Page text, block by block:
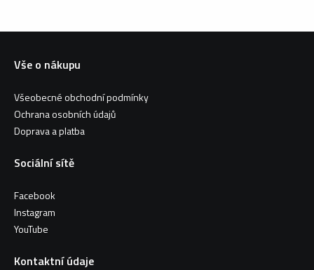
Vše o nákupu
Všeobecné obchodní podmínky
Ochrana osobních údajů
Doprava a platba
Sociální sítě
Facebook
Instagram
YouTube
Kontaktní údaje